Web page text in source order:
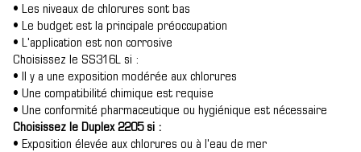
• Les niveaux de chlorures sont bas
• Le budget est la principale préoccupation
• L'application est non corrosive
Choisissez le SS316L si :
• Il y a une exposition modérée aux chlorures
• Une compatibilité chimique est requise
• Une conformité pharmaceutique ou hygiénique est nécessaire
Choisissez le Duplex 2205 si :
• Exposition élevée aux chlorures ou à l'eau de mer